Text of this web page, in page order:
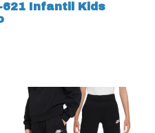
621 Infantil Kids